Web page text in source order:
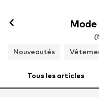
Nouveautés
Tous les articles